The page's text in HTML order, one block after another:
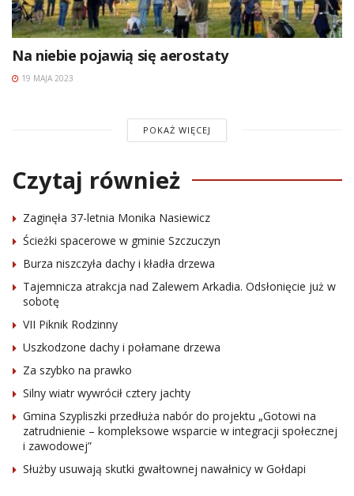
Na niebie pojawią się aerostaty
19 MAJA 2023
POKAŻ WIĘCEJ
Czytaj również
Zaginęła 37-letnia Monika Nasiewicz
Ścieżki spacerowe w gminie Szczuczyn
Burza niszczyła dachy i kładła drzewa
Tajemnicza atrakcja nad Zalewem Arkadia. Odsłonięcie już w
sobotę
VII Piknik Rodzinny
Uszkodzone dachy i połamane drzewa
Za szybko na prawko
Silny wiatr wywrócił cztery jachty
Gmina Szypliszki przedłuża nabór do projektu „Gotowi na
zatrudnienie – kompleksowe wsparcie w integracji społecznej
i zawodowej”
Służby usuwają skutki gwałtownej nawałnicy w Gołdapi